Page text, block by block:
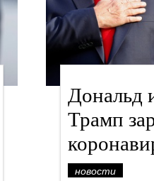
Дональд
Трамп
новости